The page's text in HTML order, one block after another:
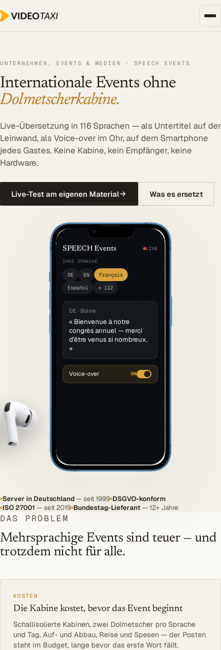
SPEECH DIALOG
EVENTS & MEDIEN
SPEECH Events
Livestreaming
UNTERNEHMEN
Transkription
Translator
Alle Lösungen
Öffentlicher Sektor
SITZUNGSBETRIEB DIGITAL
Referenzen
Mehr
Referenzen
SERVICE
DSGVO
Barrierefreiheit
Kontakt
Log In
UNTERNEHMEN, EVENTS & MEDIEN · SPEECH EVENTS
Internationale Events ohne
Dolmetscherkabine.
Live-Übersetzung in 116 Sprachen — als Untertitel auf der
Leinwand, als Voice-over im Ohr, auf dem Smartphone
jedes Gastes. Keine Kabine, kein Empfänger, keine
Hardware.
Live-Test am eigenen Material Was es ersetzt
SPEECH Events LIVE
IHRE SPRACHE
DE EN
Français
Español
+ 112
DE · Bühne
« Bienvenue à notre
congrès annuel — merci
d'être venus si nombreux.
»
Voice-over ON
Server in Deutschland— seit 1999 DSGVO-konform
ISO 27001 — seit 2019 Bundestag-Lieferant— 12+ Jahre
DAS PROBLEM
Mehrsprachige Events sind teuer — und
trotzdem nicht für alle.
KOSTEN
Die Kabine kostet, bevor das Event beginnt
Schallisolierte Kabinen, zwei Dolmetscher pro Sprache
und Tag, Auf- und Abbau, Reise und Spesen — der Posten
steht im Budget, lange bevor das erste Wort fällt.